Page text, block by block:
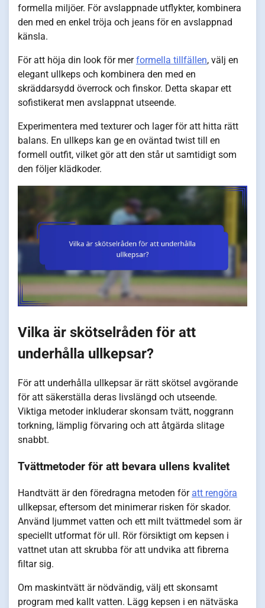
formella miljöer. För avslappnade utflykter, kombinera
den med en enkel tröja och jeans för en avslappnad
känsla.
För att höja din look för merformella tillfällen, välj en
elegant ullkeps och kombinera den med en
skräddarsydd överrock och finskor. Detta skapar ett
sofistikerat men avslappnat utseende.
Experimentera med texturer och lager för att hitta rätt
balans. En ullkeps kan ge en oväntad twist till en
formell outfit, vilket gör att den står ut samtidigt som
den följer klädkoder.
Vilka är skötselråden för att
underhålla ullkepsar?
För att underhålla ullkepsar är rätt skötsel avgörande
för att säkerställa deras livslängd och utseende.
Viktiga metoder inkluderar skonsam tvätt, noggrann
torkning, lämplig förvaring och att åtgärda slitage
snabbt.
Tvättmetoder för att bevara ullens kvalitet
Handtvätt är den föredragna metoden för att rengöra
ullkepsar, eftersom det minimerar risken för skador.
Använd ljummet vatten och ett milt tvättmedel som är
speciellt utformat för ull. Rör försiktigt om kepsen i
vattnet utan att skrubba för att undvika att fibrerna
filtar sig.
Om maskintvätt är nödvändig, välj ett skonsamt
program med kallt vatten. Lägg kepsen i en nätväska